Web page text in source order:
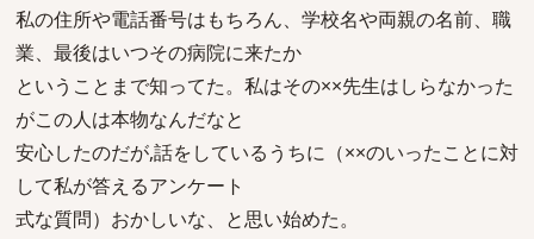
私の住所や電話番号はもちろん、学校名や両親の名前、職
業、最後はいつその病院に来たか
ということまで知ってた。私はその××先生はしらなかった
がこの人は本物なんだなと
安心したのだが,話をしているうちに（××のいったことに対
して私が答えるアンケート
式な質問）おかしいな、と思い始めた。